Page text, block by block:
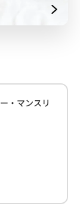
・マンスリ